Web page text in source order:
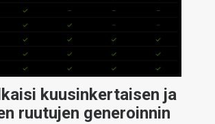
kuusinkertaisen ja
ruutujen generoinnin